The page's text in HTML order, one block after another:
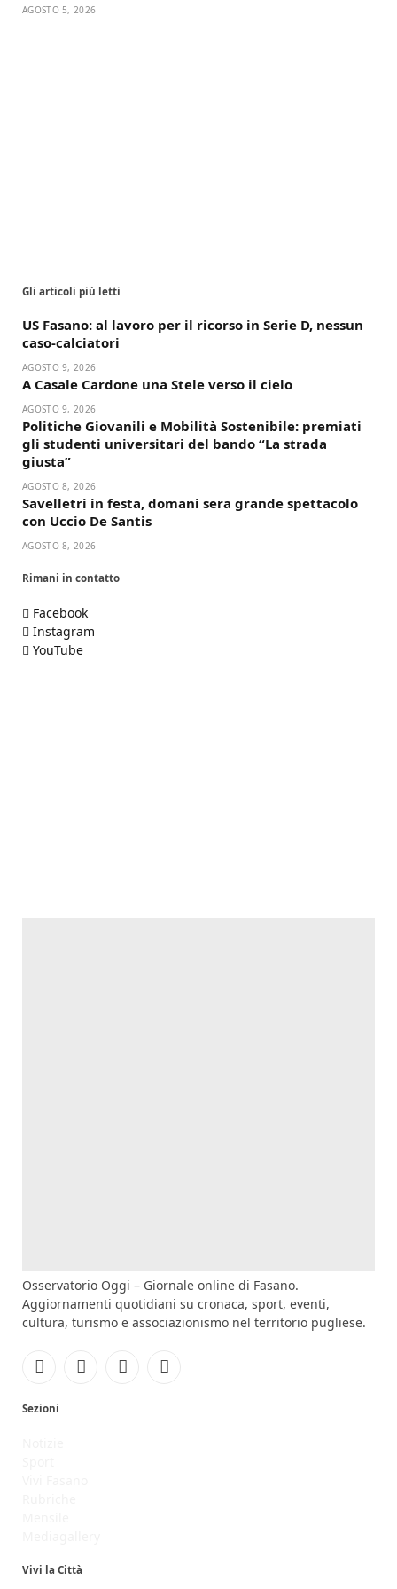
AGOSTO 5, 2026
Gli articoli più letti
US Fasano: al lavoro per il ricorso in Serie D, nessun
caso-calciatori
AGOSTO 9, 2026
A Casale Cardone una Stele verso il cielo
AGOSTO 9, 2026
Politiche Giovanili e Mobilità Sostenibile: premiati
gli studenti universitari del bando “La strada
giusta”
AGOSTO 8, 2026
Savelletri in festa, domani sera grande spettacolo
con Uccio De Santis
AGOSTO 8, 2026
Rimani in contatto
Facebook
Instagram
YouTube
Osservatorio Oggi – Giornale online di Fasano.
Aggiornamenti quotidiani su cronaca, sport, eventi,
cultura, turismo e associazionismo nel territorio pugliese.
FacebookInstagramYouTubeRSS
Sezioni
Vivi la Città